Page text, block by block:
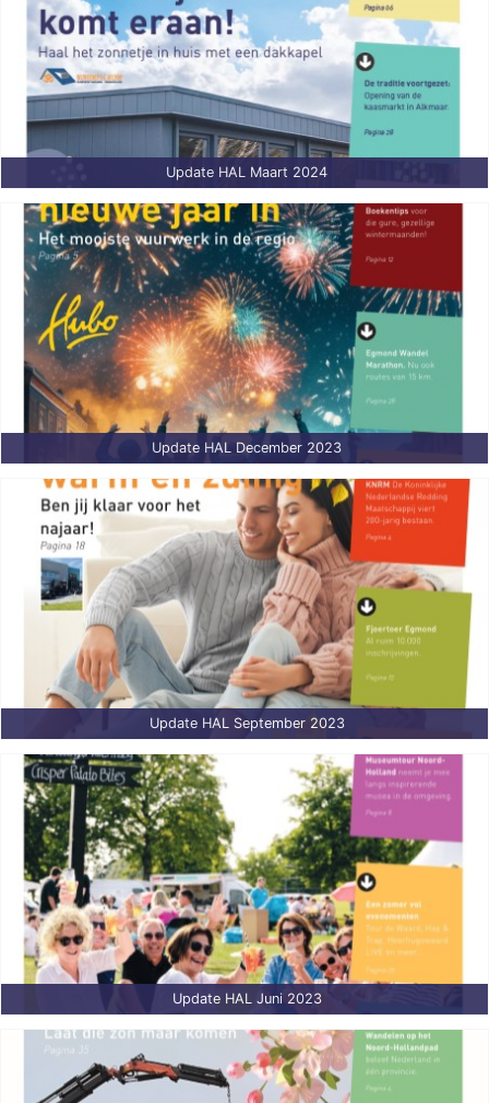
Update HAL Maart 2024
Update HAL December 2023
Update HAL September 2023
Update HAL Juni 2023